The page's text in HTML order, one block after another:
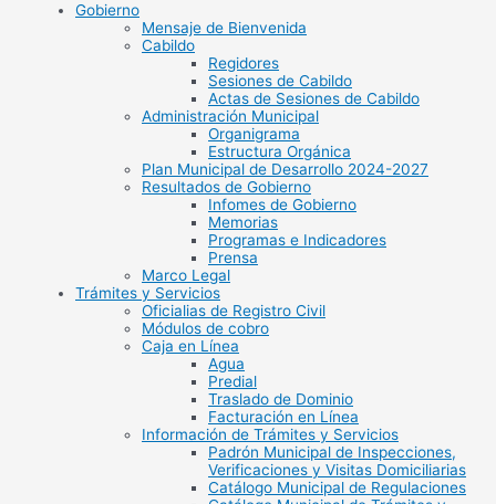
Gobierno
Mensaje de Bienvenida
Cabildo
Regidores
Sesiones de Cabildo
Actas de Sesiones de Cabildo
Administración Municipal
Organigrama
Estructura Orgánica
Plan Municipal de Desarrollo 2024-2027
Resultados de Gobierno
Infomes de Gobierno
Memorias
Programas e Indicadores
Prensa
Marco Legal
Trámites y Servicios
Oficialias de Registro Civil
Módulos de cobro
Caja en Línea
Agua
Predial
Traslado de Dominio
Facturación en Línea
Información de Trámites y Servicios
Padrón Municipal de Inspecciones,
Verificaciones y Visitas Domiciliarias
Catálogo Municipal de Regulaciones